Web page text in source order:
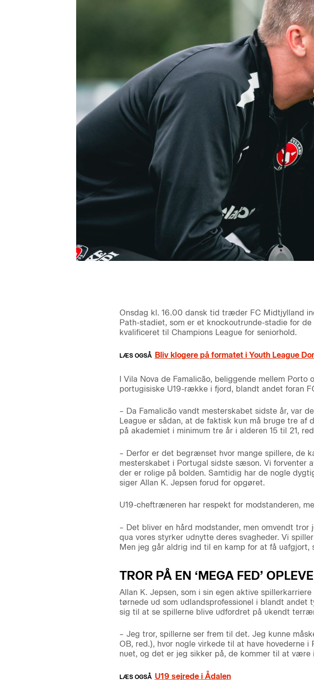
Onsdag kl. 16.00 dansk tid træder FC Midtjylland
Path-stadiet, som er et knockoutrunde-stadie for
kvalificeret til Champions League for seniorhold.
Bliv klogere på formatet i Youth League
I Vila Nova de Famalicão, beliggende mellem
portugisiske U19-række i fjord, blandt andet foran
– Da Famalicão vandt mesterskabet sidste år, var
League er sådan, at de faktisk kun må bruge tre af
på akademiet i minimum tre år i alderen 15 til 21,
– Derfor er det begrænset hvor mange spillere, de
mesterskabet i Portugal sidste sæson. Vi forventer
der er rolige på bolden. Samtidig har de nogle
siger Allan K. Jepsen forud for opgøret.
U19-cheftræneren har respekt for modstanderen,
– Det bliver en hård modstander, men omvendt
qua vores styrker udnytte deres svagheder. Vi
Men jeg går aldrig ind til en kamp for at få uafgjort,
TROR PÅ EN ‘MEGA FED’
Allan K. Jepsen, som i sin egen aktive
tørnede ud som udlandsprofessionel i blandt andet
sig til at se spillerne blive udfordret på ukendt
– Jeg tror, spillerne ser frem til det. Jeg kunne
OB, red.), hvor nogle virkede til at have
nuet, og det er jeg sikker på, de kommer til at
U19 sejrede i Ådalen